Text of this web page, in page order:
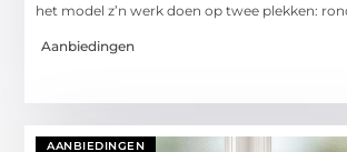
het model z’n werk doen op twee plekken:
Aanbiedingen
AANBIEDINGEN